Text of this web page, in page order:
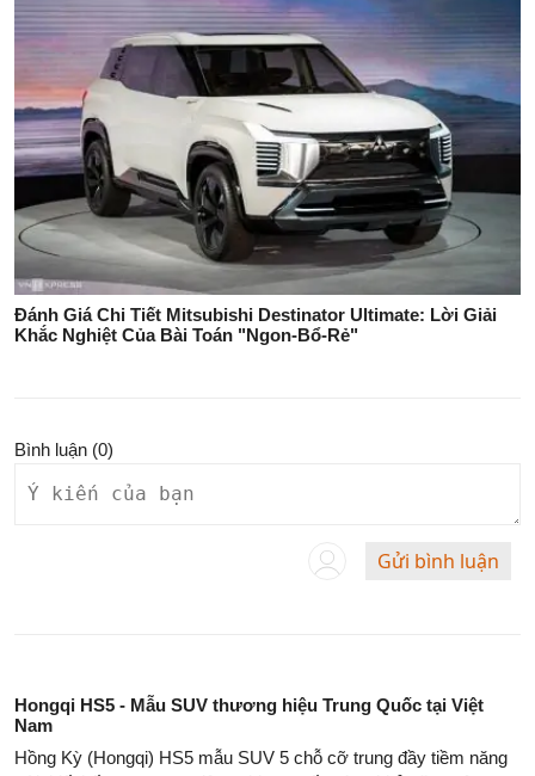
Đánh Giá Chi Tiết Mitsubishi Destinator Ultimate: Lời Giải
Khắc Nghiệt Của Bài Toán "Ngon-Bổ-Rẻ"
Bình luận (0)
Gửi bình luận
Hongqi HS5 - Mẫu SUV thương hiệu Trung Quốc tại Việt
Nam
Hồng Kỳ (Hongqi) HS5 mẫu SUV 5 chỗ cỡ trung đầy tiềm năng